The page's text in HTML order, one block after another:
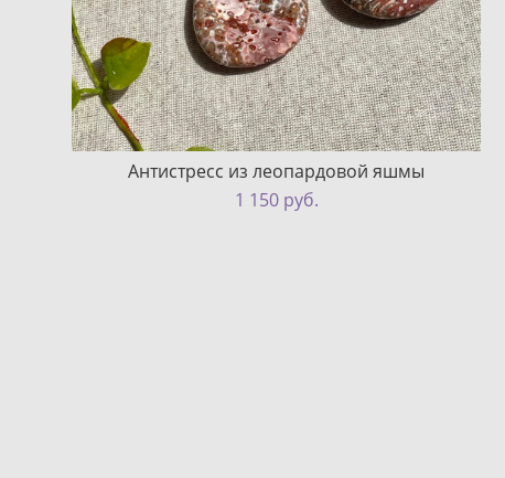
Антистресс из леопардовой яшмы
1 150 pуб.